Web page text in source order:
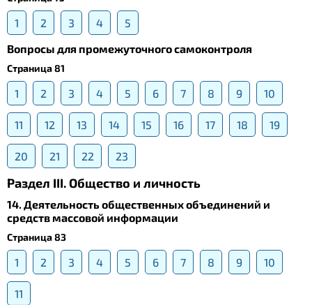
1 2 3 4
5
Вопросы для промежуточного самоконтроля
Страница 81
1 2 3 4 5 6 7 8 9 10
11 12 13 14 15 16 17 18 19
20 21 22 23
Раздел III. Общество и личность
14. Деятельность общественных объединений и
средств массовой информации
Страница 83
1 2 3 4 5 6 7 8 9 10
11